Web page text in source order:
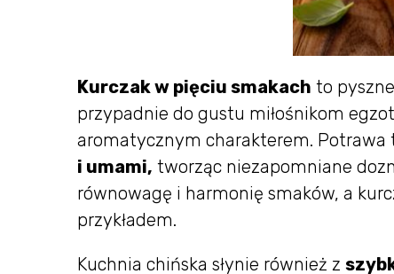
Kurczak w pięciu smakach to
przypadnie do gustu miłośnikom
aromatycznym charakterem. Potrawa
i umami, tworząc niezapomniane
równowagę i harmonię smaków, a
przykładem.
Kuchnia chińska słynie również z